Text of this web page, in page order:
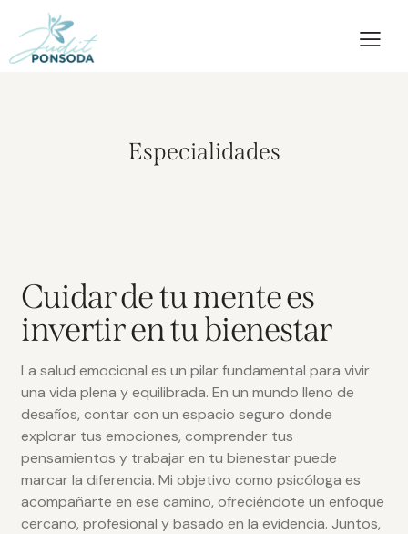
Especialidades
Cuidar de tu mente es
invertir en tu bienestar
La salud emocional es un pilar fundamental para vivir
una vida plena y equilibrada. En un mundo lleno de
desafíos, contar con un espacio seguro donde
explorar tus emociones, comprender tus
pensamientos y trabajar en tu bienestar puede
marcar la diferencia. Mi objetivo como psicóloga es
acompañarte en ese camino, ofreciéndote un enfoque
cercano, profesional y basado en la evidencia. Juntos,